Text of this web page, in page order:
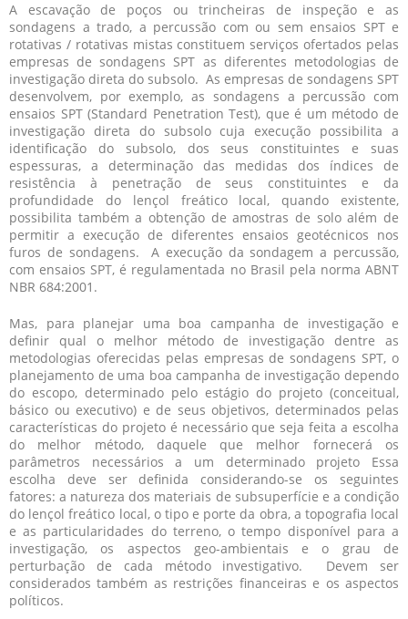
A escavação de poços ou trincheiras de inspeção e as
sondagens a trado, a percussão com ou sem ensaios SPT e
rotativas / rotativas mistas constituem serviços ofertados pelas
empresas de sondagens SPT as diferentes metodologias de
investigação direta do subsolo. As empresas de sondagens SPT
desenvolvem, por exemplo, as sondagens a percussão com
ensaios SPT (Standard Penetration Test), que é um método de
investigação direta do subsolo cuja execução possibilita a
identificação do subsolo, dos seus constituintes e suas
espessuras, a determinação das medidas dos índices de
resistência à penetração de seus constituintes e da
profundidade do lençol freático local, quando existente,
possibilita também a obtenção de amostras de solo além de
permitir a execução de diferentes ensaios geotécnicos nos
furos de sondagens. A execução da sondagem a percussão,
com ensaios SPT, é regulamentada no Brasil pela norma ABNT
NBR 684:2001.
Mas, para planejar uma boa campanha de investigação e
definir qual o melhor método de investigação dentre as
metodologias oferecidas pelas empresas de sondagens SPT, o
planejamento de uma boa campanha de investigação dependo
do escopo, determinado pelo estágio do projeto (conceitual,
básico ou executivo) e de seus objetivos, determinados pelas
características do projeto é necessário que seja feita a escolha
do melhor método, daquele que melhor fornecerá os
parâmetros necessários a um determinado projeto Essa
escolha deve ser definida considerando-se os seguintes
fatores: a natureza dos materiais de subsuperfície e a condição
do lençol freático local, o tipo e porte da obra, a topografia local
e as particularidades do terreno, o tempo disponível para a
investigação, os aspectos geo-ambientais e o grau de
perturbação de cada método investigativo. Devem ser
considerados também as restrições financeiras e os aspectos
políticos.